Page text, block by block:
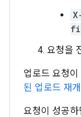
요청을
업로드 요청
된 업로드 재개
요청이 성공하